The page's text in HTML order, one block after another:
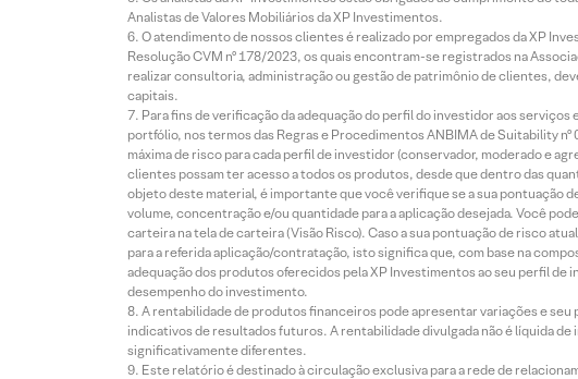
Analistas de Valores Mobiliários da XP Investimentos.
O atendimento de nossos clientes é realizado por empregados da XP
Resolução CVM nº 178/2023, os quais encontram-se registrados na
realizar consultoria, administração ou gestão de patrimônio de clientes,
capitais.
Para fins de verificação da adequação do perfil do investidor aos
portfólio, nos termos das Regras e Procedimentos ANBIMA de Suitability
máxima de risco para cada perfil de investidor (conservador, moderado e
clientes possam ter acesso a todos os produtos, desde que dentro das
objeto deste material, é importante que você verifique se a sua pontuação
volume, concentração e/ou quantidade para a aplicação desejada. Você
carteira na tela de carteira (Visão Risco). Caso a sua pontuação de risco
para a referida aplicação/contratação, isto significa que, com base na
adequação dos produtos oferecidos pela XP Investimentos ao seu perfil
desempenho do investimento.
A rentabilidade de produtos financeiros pode apresentar variações e
indicativos de resultados futuros. A rentabilidade divulgada não é líquida
significativamente diferentes.
Este relatório é destinado à circulação exclusiva para a rede de